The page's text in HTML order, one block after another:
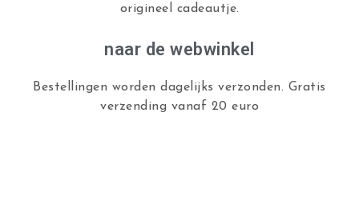
origineel cadeautje.
naar de webwinkel
Bestellingen worden dagelijks verzonden. Gratis
verzending vanaf 20 euro